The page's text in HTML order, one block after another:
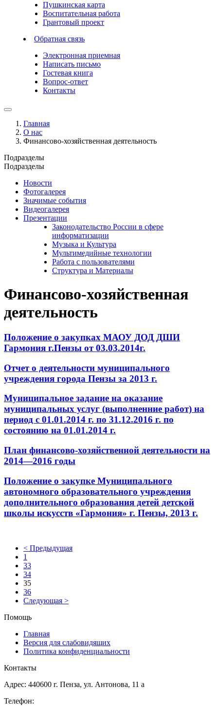
Пушкинская карта
Воспитательная работа
Грантовый проект
Обратная связь
Электронная приемная
Написать письмо
Гостевая книга
Вопрос-ответ
Контакты
Главная
О нас
Финансово-хозяйственная деятельность
Подразделы
Подразделы
Новости
Фотогалерея
Значимые события
Видеогалерея
Презентации
Законодательство России в сфере
информатизации
Музыка и Культура
Мультимедийные технологии
Работа с пользователями
Структура и Материалы
Финансово-хозяйственная
деятельность
Положение о закупках МАОУ ДОД ДШИ
Гармония г.Пензы от 03.03.2014г.
Отчет о деятельности муниципального
учреждения города Пензы за 2013 г.
Муниципальное задание на оказание
муниципальных услуг (выполненние работ) на
период с 01.01.2014 г. по 31.12.2016 г. по
состоянию на 01.01.2014 г.
Плaн финaнсoвo-хозяйственной деятельности на
2014—2016 годы
Положение о закупке Муниципального
автономного образовательного учреждения
дополнительного образования детей детской
школы искусств «Гармония» г. Пензы, 2013 г.
< Предыдущая
1
33
34
35
36
Следующая >
Помощь
Главная
Версия для слабовидящих
Политика конфиденциальности
Контакты
Адрес: 440600 г. Пенза, ул. Антонова, 11 а
Телефон: